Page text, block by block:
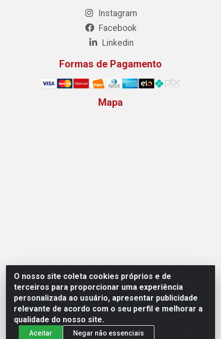
O nosso site coleta cookies próprios e de
terceiros para proporcionar uma experiência
personalizada ao usuário, apresentar publicidade
relevante de acordo com o seu perfil e melhorar a
qualidade do nosso site.
Aceitar Negar não essenciais
Instagram
Facebook
Linkedin
Formas de Pagamento
Mapa
Opção Atacadista - Setor De Industria Qi 21 Lt 23 A 41,
SN - Setor Industrial (Ceilândia), Brasília/DF - CEP
72265-210 - CNPJ 17.244.285/0001-09